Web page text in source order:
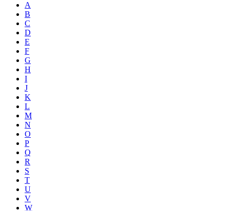
A
B
C
D
E
F
G
H
I
J
K
L
M
N
O
P
Q
R
S
T
U
V
W